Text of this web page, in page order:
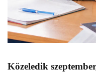
Közeledik